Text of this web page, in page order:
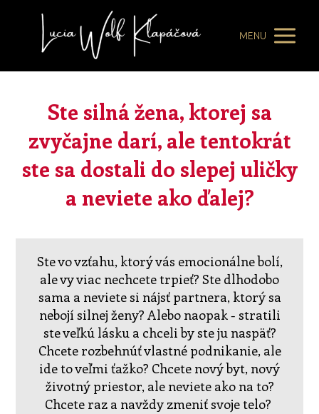
MENU
Ste silná žena, ktorej sa
zvyčajne darí, ale tentokrát
ste sa dostali do slepej uličky
a neviete ako ďalej?
Ste vo vzťahu, ktorý vás emocionálne bolí,
ale vy viac nechcete trpieť? Ste dlhodobo
sama a neviete si nájsť partnera, ktorý sa
nebojí silnej ženy? Alebo naopak - stratili
ste veľkú lásku a chceli by ste ju naspäť?
Chcete rozbehnúť vlastné podnikanie, ale
ide to veľmi ťažko? Chcete nový byt, nový
životný priestor, ale neviete ako na to?
Chcete raz a navždy zmeniť svoje telo?